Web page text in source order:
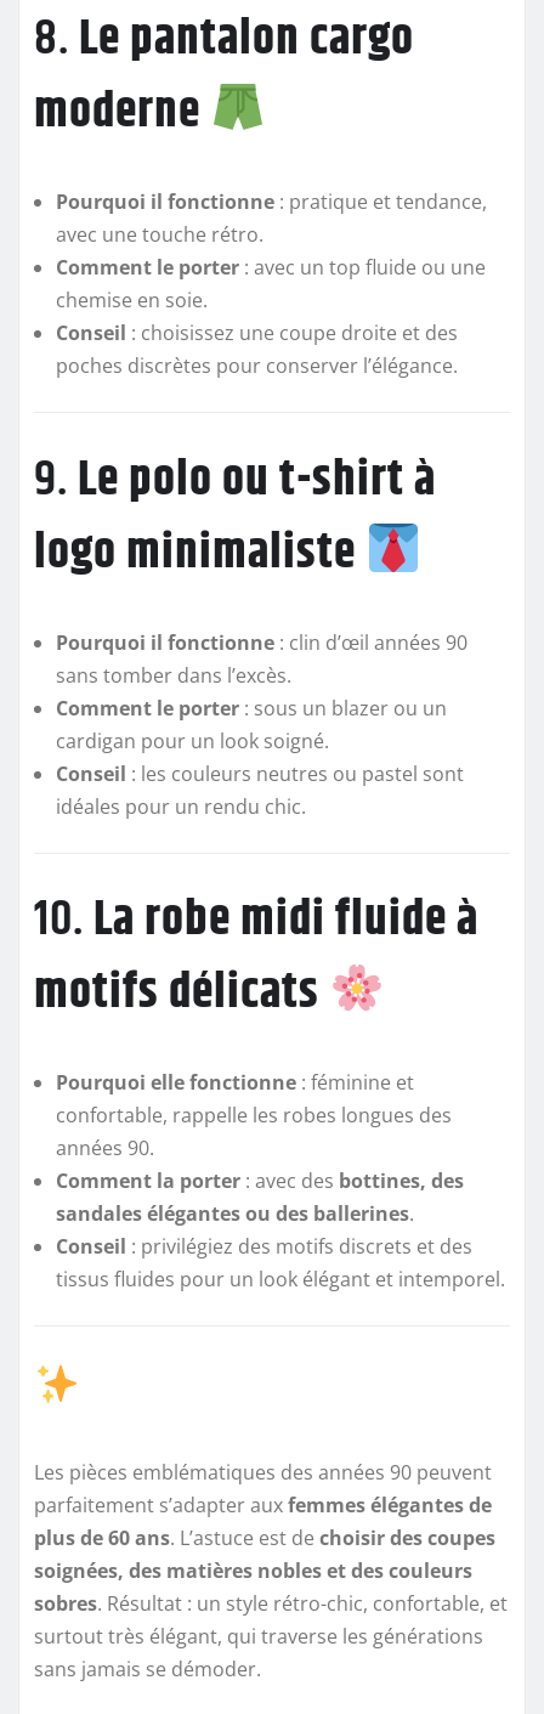
8.Le pantalon cargo
moderne
Pourquoi il fonctionne : pratique et tendance,
avec une touche rétro.
Comment le porter : avec un top fluide ou une
chemise en soie.
Conseil : choisissez une coupe droite et des
poches discrètes pour conserver l’élégance.
9.Le polo ou t-shirt à
logo minimaliste
Pourquoi il fonctionne : clin d’œil années 90
sans tomber dans l’excès.
Comment le porter : sous un blazer ou un
cardigan pour un look soigné.
Conseil : les couleurs neutres ou pastel sont
idéales pour un rendu chic.
10.La robe midi fluide à
motifs délicats
Pourquoi elle fonctionne : féminine et
confortable, rappelle les robes longues des
années 90.
Comment la porter : avec des bottines, des
sandales élégantes ou des ballerines.
Conseil : privilégiez des motifs discrets et des
tissus fluides pour un look élégant et intemporel.
Les pièces emblématiques des années 90 peuvent
parfaitement s’adapter auxfemmes élégantes de
plus de 60 ans. L’astuce est de choisir des coupes
soignées, des matières nobles et des couleurs
sobres. Résultat : un style rétro-chic, confortable, et
surtout très élégant, qui traverse les générations
sans jamais se démoder.